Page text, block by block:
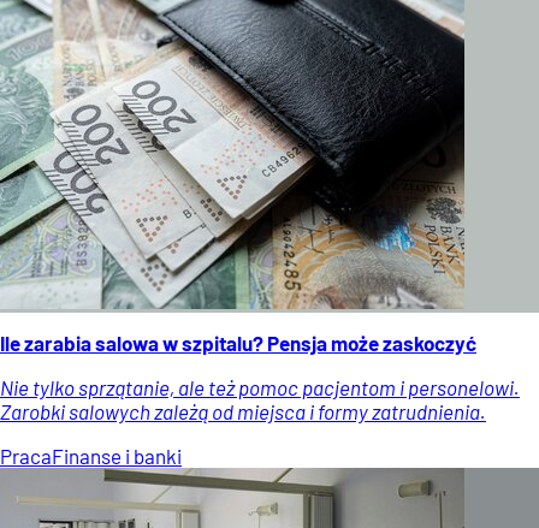
Ile zarabia salowa w szpitalu? Pensja może zaskoczyć
Nie tylko sprzątanie, ale też pomoc pacjentom i personelowi.
Zarobki salowych zależą od miejsca i formy zatrudnienia.
PracaFinanse i banki